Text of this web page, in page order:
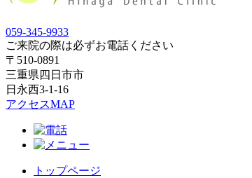
059-345-9933
ご来院の際は必ずお電話ください
〒510-0891
三重県四日市市
日永西3-1-16
アクセスMAP
トップページ